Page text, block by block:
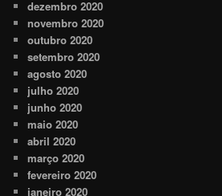
dezembro 2020
novembro 2020
outubro 2020
setembro 2020
agosto 2020
julho 2020
junho 2020
maio 2020
abril 2020
março 2020
fevereiro 2020
janeiro 2020